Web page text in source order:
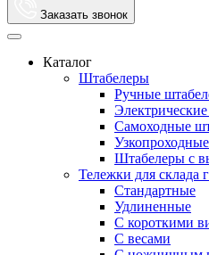
Заказать звонок
Каталог
Штабелеры
Ручные
Самоходные
Штабелеры с
Тележки для склада
Стандартные
Удлиненные
С короткими
С весами